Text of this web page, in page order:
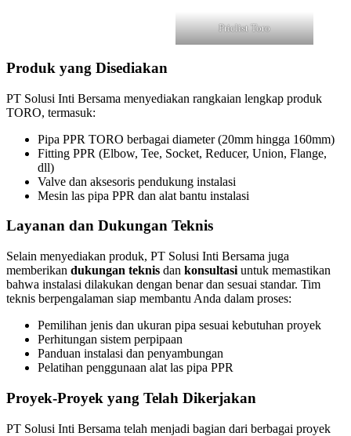
Priclist Toro
Produk yang Disediakan
PT Solusi Inti Bersama menyediakan rangkaian lengkap produk
TORO, termasuk:
Pipa PPR TORO berbagai diameter (20mm hingga 160mm)
Fitting PPR (Elbow, Tee, Socket, Reducer, Union, Flange,
dll)
Valve dan aksesoris pendukung instalasi
Mesin las pipa PPR dan alat bantu instalasi
Layanan dan Dukungan Teknis
Selain menyediakan produk, PT Solusi Inti Bersama juga
memberikan dukungan teknis dan konsultasi untuk memastikan
bahwa instalasi dilakukan dengan benar dan sesuai standar. Tim
teknis berpengalaman siap membantu Anda dalam proses:
Pemilihan jenis dan ukuran pipa sesuai kebutuhan proyek
Perhitungan sistem perpipaan
Panduan instalasi dan penyambungan
Pelatihan penggunaan alat las pipa PPR
Proyek-Proyek yang Telah Dikerjakan
PT Solusi Inti Bersama telah menjadi bagian dari berbagai proyek